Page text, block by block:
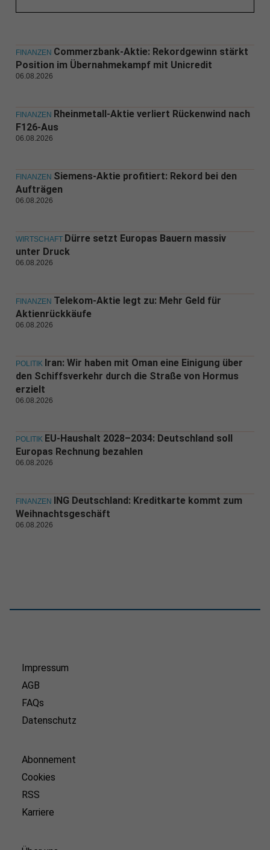
FINANZEN Commerzbank-Aktie: Rekordgewinn stärkt
Position im Übernahmekampf mit Unicredit
06.08.2026
FINANZEN Rheinmetall-Aktie verliert Rückenwind nach
F126-Aus
06.08.2026
FINANZEN Siemens-Aktie profitiert: Rekord bei den
Aufträgen
06.08.2026
WIRTSCHAFT Dürre setzt Europas Bauern massiv
unter Druck
06.08.2026
FINANZEN Telekom-Aktie legt zu: Mehr Geld für
Aktienrückkäufe
06.08.2026
POLITIK Iran: Wir haben mit Oman eine Einigung über
den Schiffsverkehr durch die Straße von Hormus
erzielt
06.08.2026
POLITIK EU-Haushalt 2028–2034: Deutschland soll
Europas Rechnung bezahlen
06.08.2026
FINANZEN
ING Deutschland: Kreditkarte kommt zum
Weihnachtsgeschäft
06.08.2026
Impressum
AGB
FAQs
Datenschutz
Abonnement
Cookies
RSS
Karriere